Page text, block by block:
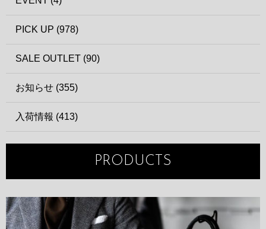
PICK UP (978)
SALE OUTLET (90)
お知らせ (355)
入荷情報 (413)
PRODUCTS